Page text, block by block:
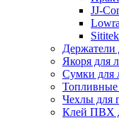
JJ-
Sititek
Держатели
Якоря для
Сумки для
Топливные
Чехлы для
Клей ПВХ